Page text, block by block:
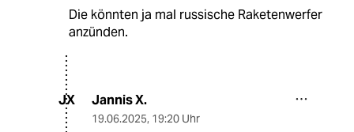
Die könnten ja mal russische Raketenwerfer
anzünden.
JX Jannis X.
19.06.2025, 19:20 Uhr